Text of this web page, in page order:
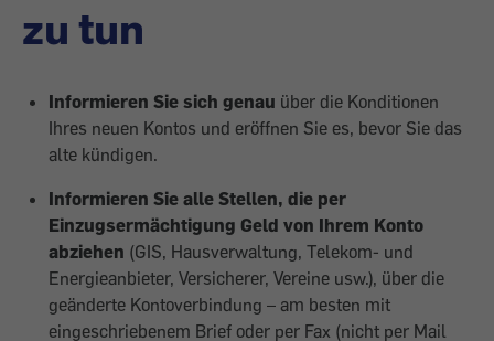
zu tun
Informieren Sie sich genau über die Konditionen
Ihres neuen Kontos und eröffnen Sie es, bevor Sie das
alte kündigen.
Informieren Sie alle Stellen, die per
Einzugsermächtigung Geld von Ihrem Konto
abziehen (GIS, Hausverwaltung, Telekom- und
Energieanbieter, Versicherer, Vereine usw.), über die
geänderte Kontoverbindung – am besten mit
eingeschriebenem Brief oder per Fax (nicht per Mail